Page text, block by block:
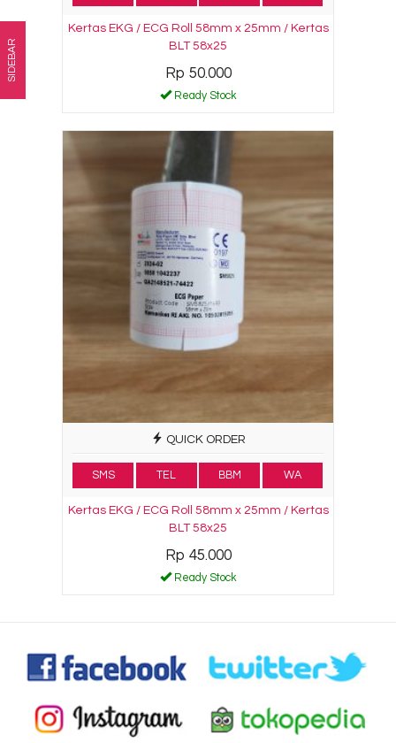
Kertas EKG / ECG Roll 58mm x 25mm / Kertas
BLT 58x25
Rp 50.000
Ready Stock
QUICK ORDER
SMS TEL BBM WA
Kertas EKG / ECG Roll 58mm x 25mm / Kertas
BLT 58x25
Rp 45.000
Ready Stock
SIDEBAR